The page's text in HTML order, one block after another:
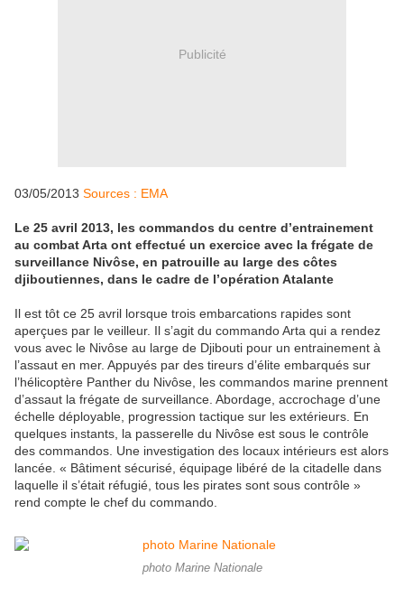
Publicité
03/05/2013 Sources : EMA
Le 25 avril 2013, les commandos du centre d’entrainement
au combat Arta ont effectué un exercice avec la frégate de
surveillance Nivôse, en patrouille au large des côtes
djiboutiennes, dans le cadre de l’opération Atalante
Il est tôt ce 25 avril lorsque trois embarcations rapides sont
aperçues par le veilleur. Il s’agit du commando Arta qui a rendez
vous avec le Nivôse au large de Djibouti pour un entrainement à
l’assaut en mer. Appuyés par des tireurs d’élite embarqués sur
l’hélicoptère Panther du Nivôse, les commandos marine prennent
d’assaut la frégate de surveillance. Abordage, accrochage d’une
échelle déployable, progression tactique sur les extérieurs. En
quelques instants, la passerelle du Nivôse est sous le contrôle
des commandos. Une investigation des locaux intérieurs est alors
lancée. « Bâtiment sécurisé, équipage libéré de la citadelle dans
laquelle il s’était réfugié, tous les pirates sont sous contrôle »
rend compte le chef du commando.
photo Marine Nationale